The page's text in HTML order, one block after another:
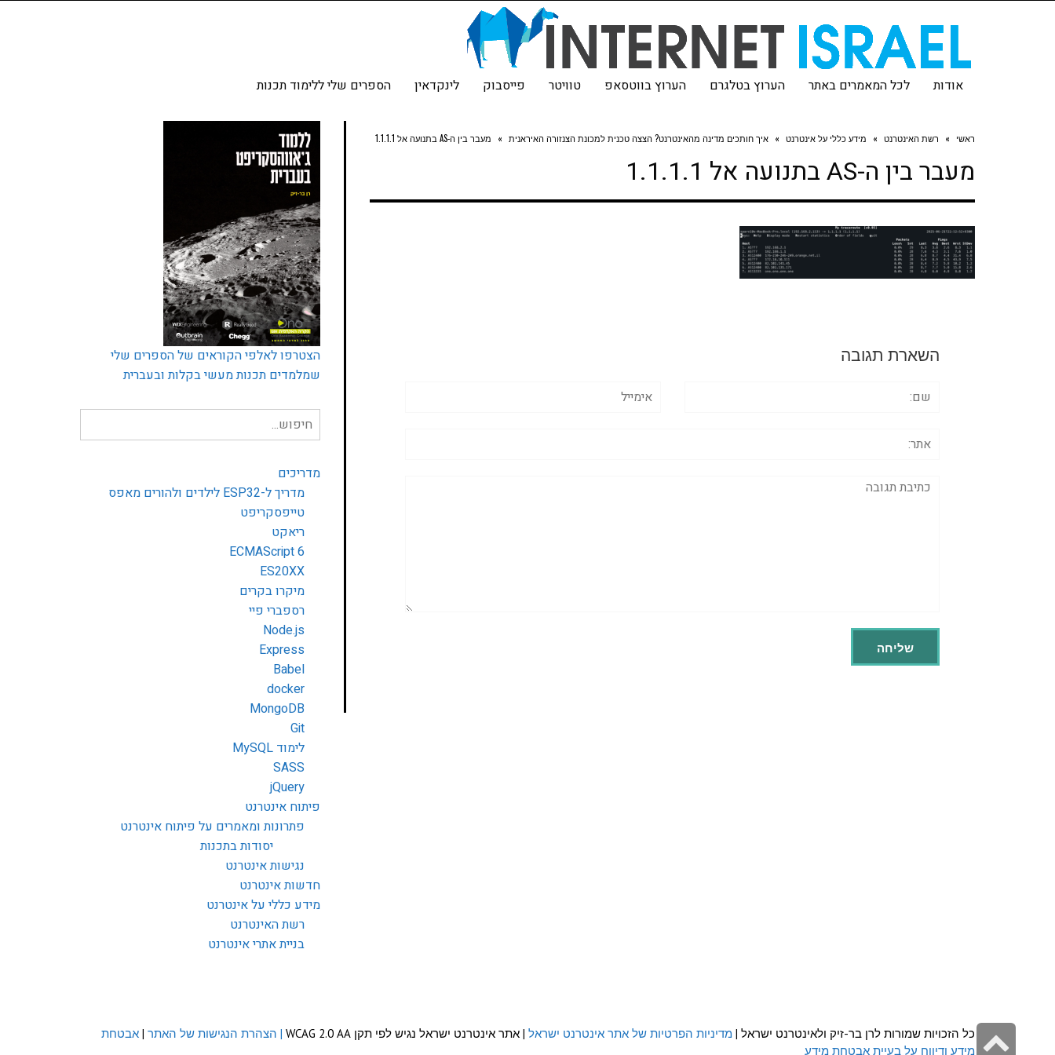
אודות לכל המאמרים באתר הערוץ בטלגרם הערוץ בווטסאפ טוויטר פייסבוק לינקדאין הספרים שלי ללימוד תכנות
ראשי » רשת האינטרנט » מידע כללי על אינטרנט » איך חותכים מדינה מהאינטרנט? הצצה טכנית למכונת הצנזורה האיראנית » מעבר בין ה-AS בתנועה אל 1.1.1.1
מעבר בין ה-AS בתנועה אל 1.1.1.1
השארת תגובה
תגובה
הצטרפו לאלפי הקוראים של הספרים שלי
שמלמדים תכנות מעשי בקלות ובעברית
חיפוש
עבור:
מדריכים
מדריך ל-ESP32 לילדים ולהורים מאפס
טייפסקריפט
ריאקט
ECMAScript 6
ES20XX
מיקרו בקרים
רספברי פיי
Node.js
Express
Babel
docker
MongoDB
Git
לימוד MySQL
SASS
jQuery
פיתוח אינטרנט
פתרונות ומאמרים על פיתוח אינטרנט
יסודות בתכנות
נגישות אינטרנט
חדשות אינטרנט
מידע כללי על אינטרנט
רשת האינטרנט
בניית אתרי אינטרנט
כל הזכויות שמורות לרן בר-זיק ולאינטרנט ישראל | מדיניות הפרטיות של אתר אינטרנט ישראל | אתר אינטרנט ישראל נגיש לפי תקן WCAG 2.0 AA | הצהרת הנגישות של האתר | אבטחת
מידע ודיווח על בעיית אבטחת מידע
גלילה